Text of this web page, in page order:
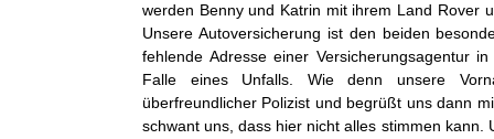
werden Benny und Katrin mit ihrem Land Rover
Unsere Autoversicherung ist den beiden
fehlende Adresse einer Versicherungsagentur
Falle eines Unfalls. Wie denn unsere
überfreundlicher Polizist und begrüßt uns dann
schwant uns, dass hier nicht alles stimmen kann.